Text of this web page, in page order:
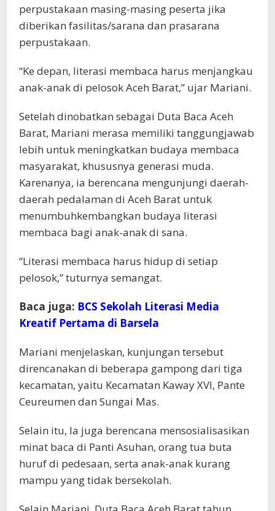
perpustakaan masing-masing peserta jika
diberikan fasilitas/sarana dan prasarana
perpustakaan.
“Ke depan, literasi membaca harus menjangkau
anak-anak di pelosok Aceh Barat,” ujar Mariani.
Setelah dinobatkan sebagai Duta Baca Aceh
Barat, Mariani merasa memiliki tanggungjawab
lebih untuk meningkatkan budaya membaca
masyarakat, khususnya generasi muda.
Karenanya, ia berencana mengunjungi daerah-
daerah pedalaman di Aceh Barat untuk
menumbuhkembangkan budaya literasi
membaca bagi anak-anak di sana.
“Literasi membaca harus hidup di setiap
pelosok,” tuturnya semangat.
Baca juga: BCS Sekolah Literasi Media
Kreatif Pertama di Barsela
Mariani menjelaskan, kunjungan tersebut
direncanakan di beberapa gampong dari tiga
kecamatan, yaitu Kecamatan Kaway XVI, Pante
Ceureumen dan Sungai Mas.
Selain itu, Ia juga berencana mensosialisasikan
minat baca di Panti Asuhan, orang tua buta
huruf di pedesaan, serta anak-anak kurang
mampu yang tidak bersekolah.